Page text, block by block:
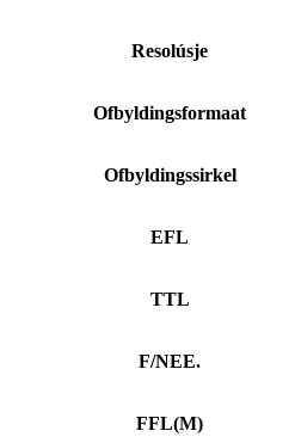
Resolúsje
Ofbyldingsformaat
Ofbyldingssirkel
EFL
TTL
F/NEE.
FFL(M)